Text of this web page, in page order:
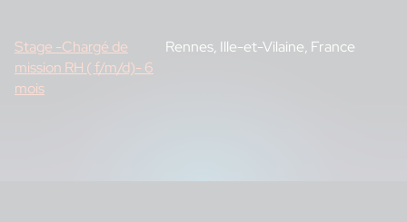
Stage -Chargé de
mission RH ( f/m/d)- 6
mois
Rennes, Ille-et-Vilaine, France